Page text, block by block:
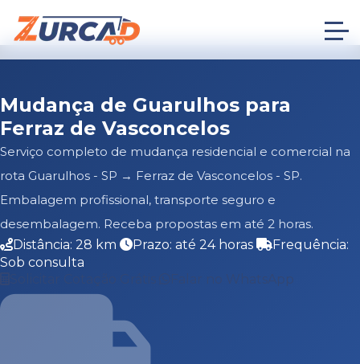
Mudança de Guarulhos para
Ferraz de Vasconcelos
Serviço completo de mudança residencial e comercial na
rota Guarulhos - SP → Ferraz de Vasconcelos - SP.
Embalagem profissional, transporte seguro e
desembalagem. Receba propostas em até 2 horas.
Distância: 28 km
Prazo: até 24 horas
Frequência:
Sob consulta
Falar no WhatsApp